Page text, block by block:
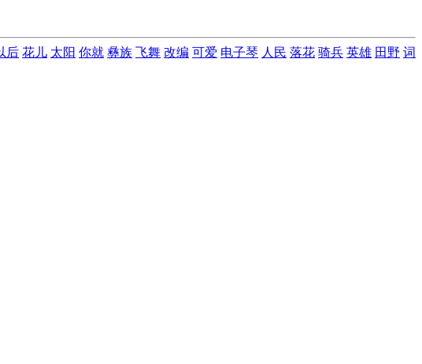
后 花儿 太阳 你就 彝族 飞舞 改编 可爱 电子琴 人民 落花 骑兵 英雄 田野 词